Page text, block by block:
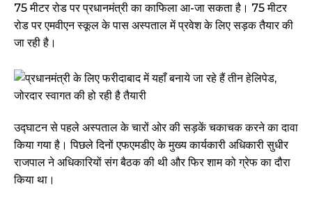
75 मीटर रोड पर प्रधानमंत्री का काफिला आ-जा सकता है। 75 मीटर
रोड पर एमवीएन स्कूल के पास अस्पताल में प्रवेश के लिए सड़क तैयार की
जा रही है।
उद्घाटन से पहले अस्पताल के चारों ओर की सड़कें चकाचक करने का दावा
किया गया है। पिछले दिनों एफएमडीए के मुख्य कार्यकारी अधिकारी सुधीर
राजपाल ने अधिकारियों संग बैठक की थी और फिर शाम को ग्रेफ का दौरा
किया था।